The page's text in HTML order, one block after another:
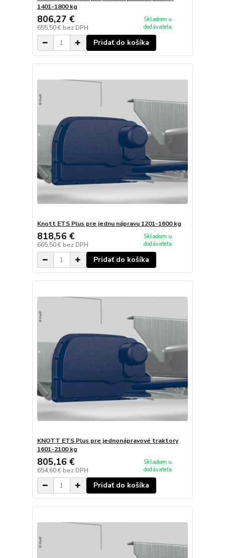
1401-1800 kg
806,27 €
655,50 € bez DPH
Skladom u
dodávateľa
Pridať do košíka
Knott ETS Plus pre jednu nápravu 1201-1600 kg
818,56 €
665,50 € bez DPH
Skladom u
dodávateľa
Pridať do košíka
KNOTT ETS Plus pre jednonápravové traktory
1601-2100 kg
805,16 €
654,60 € bez DPH
Skladom u
dodávateľa
Pridať do košíka